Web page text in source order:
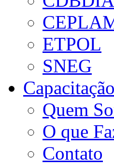
ETPOL
SNEG
Capacitação
Quem
O que
Contato